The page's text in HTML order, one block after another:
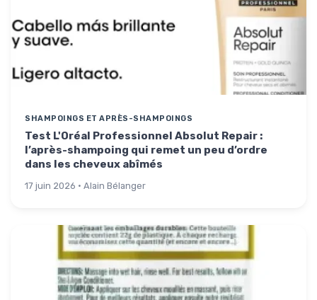
SHAMPOINGS ET APRÈS-SHAMPOINGS
Test L'Oréal Professionnel Absolut Repair :
l’après-shampoing qui remet un peu d’ordre
dans les cheveux abîmés
17 juin 2026 · Alain Bélanger